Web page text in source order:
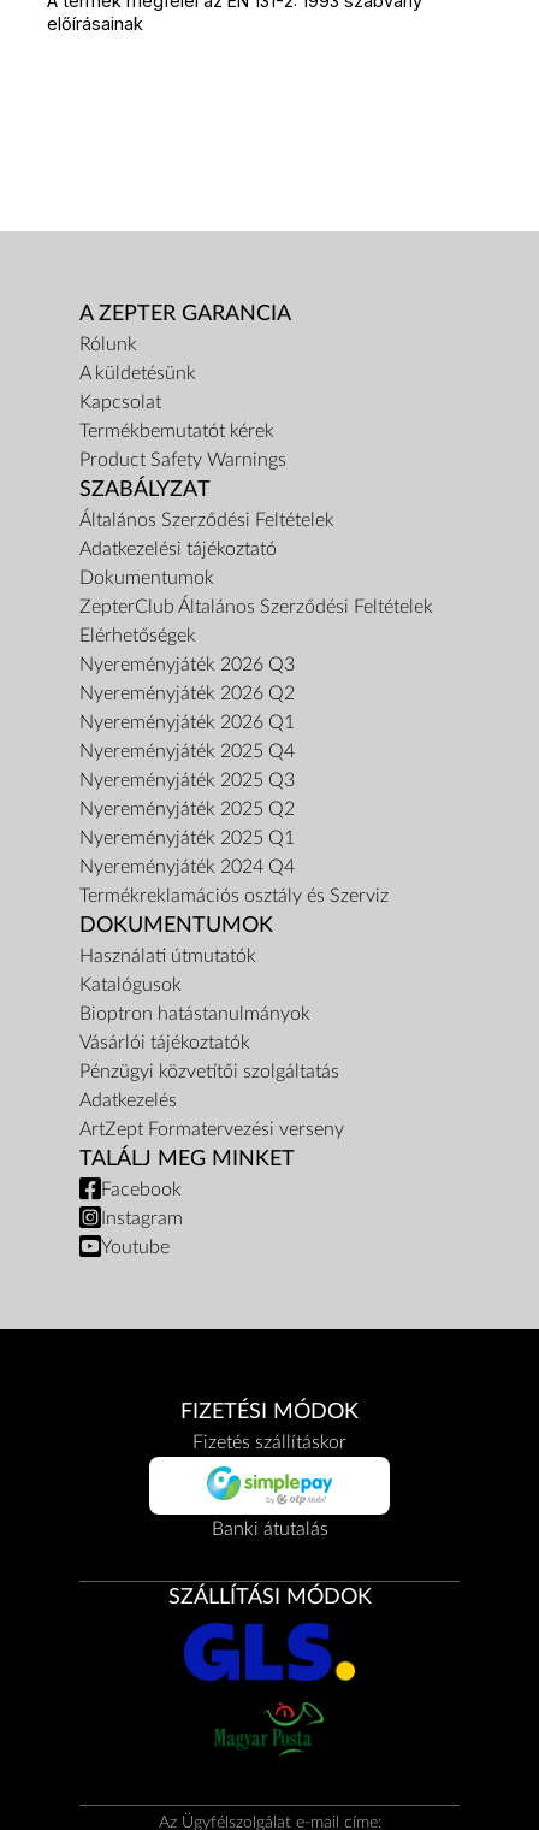
előírásainak
A ZEPTER GARANCIA
Rólunk
A küldetésünk
Kapcsolat
Termékbemutatót kérek
Product Safety Warnings
SZABÁLYZAT
Általános Szerződési Feltételek
Adatkezelési tájékoztató
Dokumentumok
ZepterClub Általános Szerződési Feltételek
Elérhetőségek
Nyereményjáték 2026 Q3
Nyereményjáték 2026 Q2
Nyereményjáték 2026 Q1
Nyereményjáték 2025 Q4
Nyereményjáték 2025 Q3
Nyereményjáték 2025 Q2
Nyereményjáték 2025 Q1
Nyereményjáték 2024 Q4
Termékreklamációs osztály és Szerviz
DOKUMENTUMOK
Használati útmutatók
Katalógusok
Bioptron hatástanulmányok
Vásárlói tájékoztatók
Pénzügyi közvetítői szolgáltatás
Adatkezelés
ArtZept Formatervezési verseny
TALÁLJ MEG MINKET
Facebook
Instagram
Youtube
FIZETÉSI MÓDOK
Fizetés szállításkor
Banki átutalás
SZÁLLÍTÁSI MÓDOK
Az Ügyfélszolgálat e-mail címe: